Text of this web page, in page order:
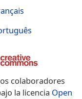
colaboradores
la licencia Open